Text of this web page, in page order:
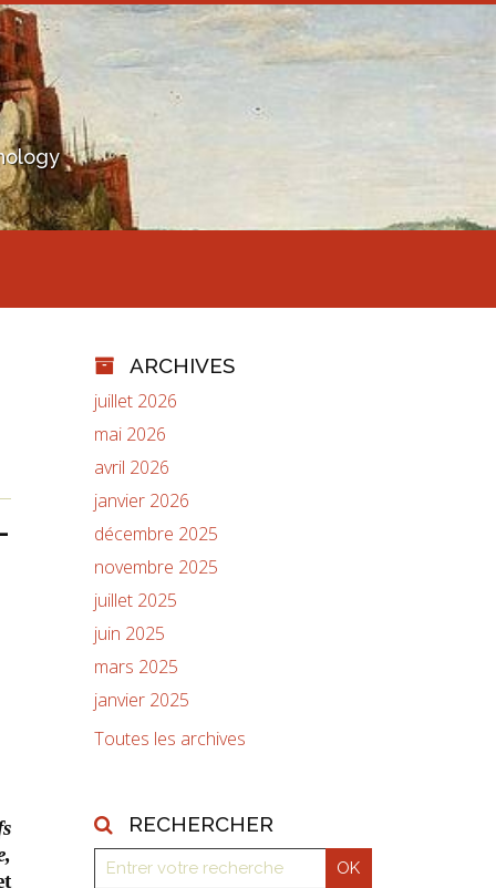
ARCHIVES
juillet 2026
mai 2026
avril 2026
janvier 2026
décembre 2025
novembre 2025
juillet 2025
juin 2025
mars 2025
janvier 2025
Toutes les archives
RECHERCHER